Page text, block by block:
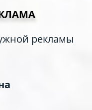
рекламы